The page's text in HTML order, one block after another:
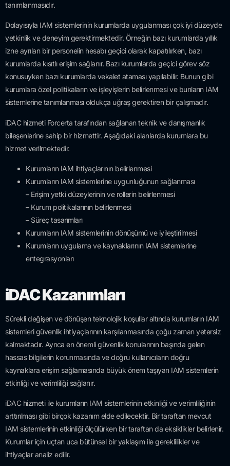
tanımlanmasıdır.
Dolayısıyla IAM sistemlerinin kurumlarda uygulanması çok iyi düzeyde
yetkinlik ve deneyim gerektirmektedir. Örneğin bazı kurumlarda yıllık
izne ayrılan bir personelin hesabı geçici olarak kapatılırken, bazı
kurumlarda kısıtlı erişim sağlanır. Bazı kurumlarda geçici görev söz
konusuyken bazı kurumlarda vekalet ataması yapılabilir. Bunun gibi
kurumlara özel politikaların ve işleyişlerin belirlenmesi ve bunların IAM
sistemlerine tanımlanması oldukça uğraş gerektiren bir çalışmadır.
iDAC hizmeti Forcerta tarafından sağlanan teknik ve danışmanlık
bileşenlerine sahip bir hizmettir. Aşağıdaki alanlarda kurumlara bu
hizmet verilmektedir.
Kurumların IAM ihtiyaçlarının belirlenmesi
Kurumların IAM sistemlerine uygunluğunun sağlanması
– Erişim yetki düzeylerinin ve rollerin belirlenmesi
– Kurum politikalarının belirlenmesi
– Süreç tasarımları
Kurumların IAM sistemlerinin dönüşümü ve iyileştirilmesi
Kurumların uygulama ve kaynaklarının IAM sistemlerine
entegrasyonları
iDAC Kazanımları
Sürekli değişen ve dönüşen teknolojik koşullar altında kurumların IAM
sistemleri güvenlik ihtiyaçlarının karşılanmasında çoğu zaman yetersiz
kalmaktadır. Ayrıca en önemli güvenlik konularının başında gelen
hassas bilgilerin korunmasında ve doğru kullanıcıların doğru
kaynaklara erişim sağlamasında büyük önem taşıyan IAM sistemlerin
etkinliği ve verimliliği sağlanır.
iDAC hizmeti ile kurumların IAM sistemlerinin etkinliği ve verimliliğinin
arttırılması gibi birçok kazanım elde edilecektir. Bir taraftan mevcut
IAM sistemlerinin etkinliği ölçülürken bir taraftan da eksiklikler belirlenir.
Kurumlar için uçtan uca bütünsel bir yaklaşım ile gereklilikler ve
ihtiyaçlar analiz edilir.